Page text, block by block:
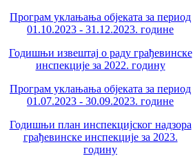
Програм уклањања објеката за период
01.10.2023 - 31.12.2023. године
Годишњи извештај о раду грађевинске
инспекције за 2022. годину
Програм уклањања објеката за период
01.07.2023 - 30.09.2023. године
Годишњи план инспекцијског надзора
грађевинске инспекције за 2023.
годину